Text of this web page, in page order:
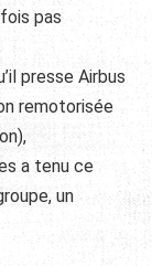
pas
presse Airbus
remotorisée
a tenu ce
un